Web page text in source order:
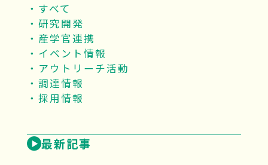
すべて
研究開発
産学官連携
イベント情報
アウトリーチ活動
調達情報
採用情報
最新記事